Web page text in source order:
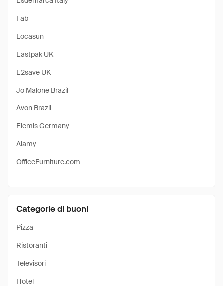
Fab
Locasun
Eastpak UK
E2save UK
Jo Malone Brazil
Avon Brazil
Elemis Germany
Alamy
OfficeFurniture.com
Categorie di buoni
Pizza
Ristoranti
Televisori
Hotel